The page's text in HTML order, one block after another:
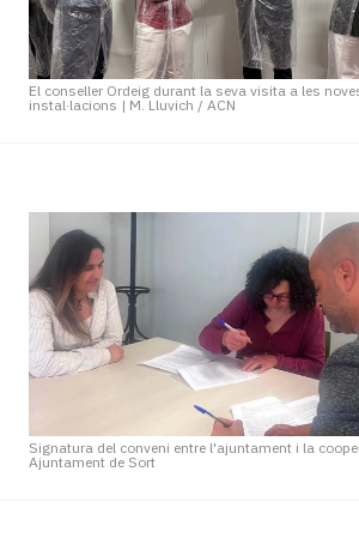
El conseller Ordeig durant la seva visita a les
instal·lacions | M. Lluvich / ACN
Signatura del conveni entre l'ajuntament i la
Ajuntament de Sort